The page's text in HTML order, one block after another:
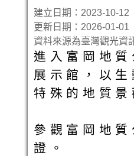
建立日期：2023-10-12
更新日期：2026-01-01
資料來源為臺灣觀光資
進入富岡地
展示館，以
特殊的地質
參觀富岡地
證。